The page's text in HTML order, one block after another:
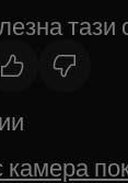
тази